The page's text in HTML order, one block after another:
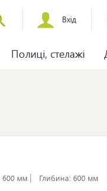
Вхід
Полиці, стелажі
600 мм Глибина: 600 мм